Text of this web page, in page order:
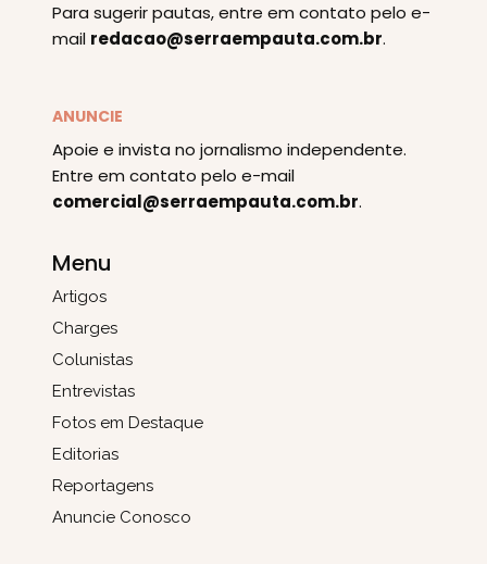
Para sugerir pautas, entre em contato pelo e-
mail redacao@serraempauta.com.br.
ANUNCIE
Apoie e invista no jornalismo independente.
Entre em contato pelo e-mail
comercial@serraempauta.com.br.
Menu
Artigos
Charges
Colunistas
Entrevistas
Fotos em Destaque
Editorias
Reportagens
Anuncie Conosco